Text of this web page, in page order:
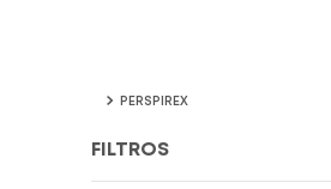
PERSPIREX
FILTROS